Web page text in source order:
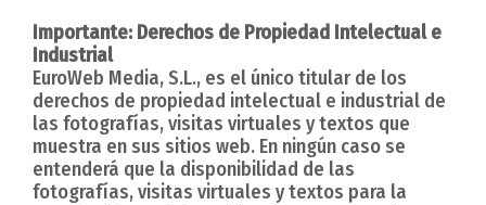
Importante: Derechos de Propiedad Intelectual e
Industrial
EuroWeb Media, S.L., es el único titular de los
derechos de propiedad intelectual e industrial de
las fotografías, visitas virtuales y textos que
muestra en sus sitios web. En ningún caso se
entenderá que la disponibilidad de las
fotografías, visitas virtuales y textos para la